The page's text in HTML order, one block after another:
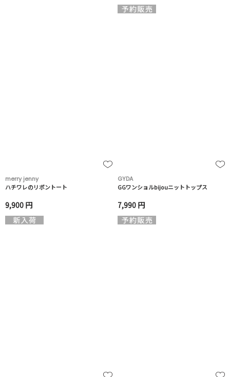
merry jenny
ハチワレのリボントート
9,900 円
GYDA
GGワンショルbijouニットトップス
7,990 円